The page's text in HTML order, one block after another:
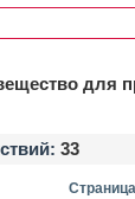
для
33